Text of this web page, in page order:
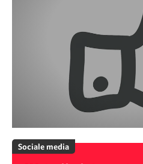
Sociale media